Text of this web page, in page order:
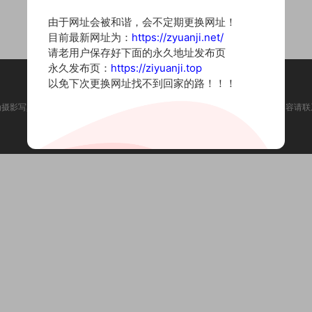
影写真图片网站，内容来自网络收集整理，仅作个人学习使用。如有违法内容请
由于网址会被和谐，会不定期更换网址！
目前最新网址为： https://zyuanji.net/
请老用户保存好下面的永久地址发布页
永久发布页： https://ziyuanji.top
以免下次更换网址找不到回家的路！！！